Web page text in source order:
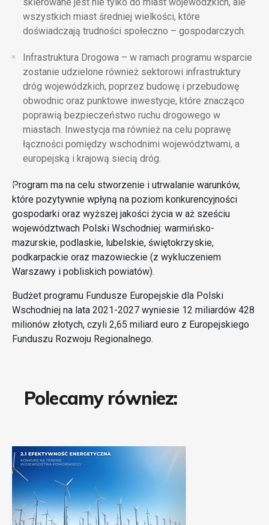
wszystkich miast średniej wielkości, które
doświadczają trudności społeczno – gospodarczych.
Infrastruktura Drogowa – w ramach programu wsparcie
zostanie udzielone również sektorowi infrastruktury
dróg wojewódzkich, poprzez budowę i przebudowę
obwodnic oraz punktowe inwestycje, które znacząco
poprawią bezpieczeństwo ruchu drogowego w
miastach. Inwestycja ma również na celu poprawę
łączności pomiędzy wschodnimi województwami, a
europejską i krajową siecią dróg.
Program ma na celu stworzenie i utrwalanie warunków,
które pozytywnie wpłyną na poziom konkurencyjności
gospodarki oraz wyższej jakości życia w aż sześciu
województwach Polski Wschodniej: warmińsko-
mazurskie, podlaskie, lubelskie, świętokrzyskie,
podkarpackie oraz mazowieckie (z wykluczeniem
Warszawy i pobliskich powiatów).
Budżet programu Fundusze Europejskie dla Polski
Wschodniej na lata 2021-2027 wyniesie 12 miliardów 428
milionów złotych, czyli 2,65 miliard euro z Europejskiego
Funduszu Rozwoju Regionalnego.
Polecamy równiez: